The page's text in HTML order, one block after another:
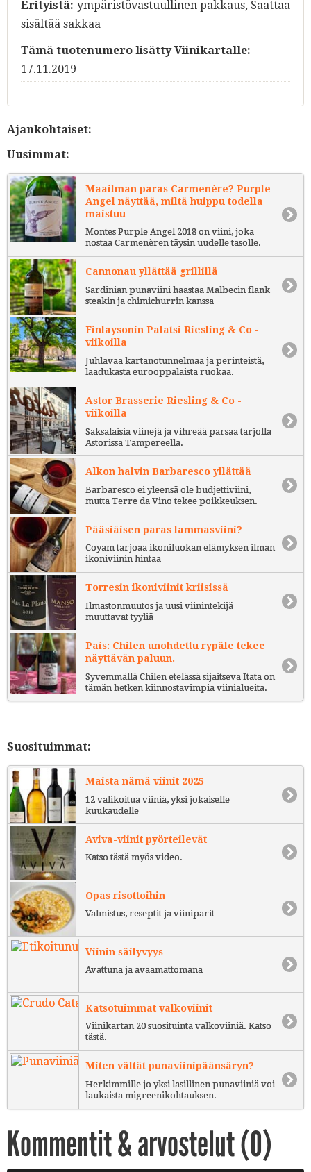
Erityistä: ympäristövastuullinen pakkaus, Saattaa
sisältää sakkaa
Tämä tuotenumero lisätty Viinikartalle:
17.11.2019
Ajankohtaiset:
Uusimmat:
Maailman paras Carmenère? Purple
Angel näyttää, miltä huippu todella
maistuu
Montes Purple Angel 2018 on viini, joka
nostaa Carmenèren täysin uudelle tasolle.
Cannonau yllättää grillillä
Sardinian punaviini haastaa Malbecin flank
steakin ja chimichurrin kanssa
Finlaysonin Palatsi Riesling & Co -
viikoilla
Juhlavaa kartanotunnelmaa ja perinteistä,
laadukasta eurooppalaista ruokaa.
Astor Brasserie Riesling & Co -
viikoilla
Saksalaisia viinejä ja vihreää parsaa tarjolla
Astorissa Tampereella.
Alkon halvin Barbaresco yllättää
Barbaresco ei yleensä ole budjettiviini,
mutta Terre da Vino tekee poikkeuksen.
Pääsiäisen paras lammasviini?
Coyam tarjoaa ikoniluokan elämyksen ilman
ikoniviinin hintaa
Torresin ikoniviinit kriisissä
Ilmastonmuutos ja uusi viinintekijä
muuttavat tyyliä
País: Chilen unohdettu rypäle tekee
näyttävän paluun.
Syvemmällä Chilen etelässä sijaitseva Itata on
tämän hetken kiinnostavimpia viinialueita.
Suosituimmat:
Maista nämä viinit 2025
12 valikoitua viiniä, yksi jokaiselle
kuukaudelle
Aviva-viinit pyörteilevät
Katso tästä myös video.
Opas risottoihin
Valmistus, reseptit ja viiniparit
Viinin säilyvyys
Avattuna ja avaamattomana
Katsotuimmat valkoviinit
Viinikartan 20 suosituinta valkoviiniä. Katso
tästä.
Miten vältät punaviinipäänsäryn?
Herkimmille jo yksi lasillinen punaviiniä voi
laukaista migreenikohtauksen.
Kommentit & arvostelut (0)